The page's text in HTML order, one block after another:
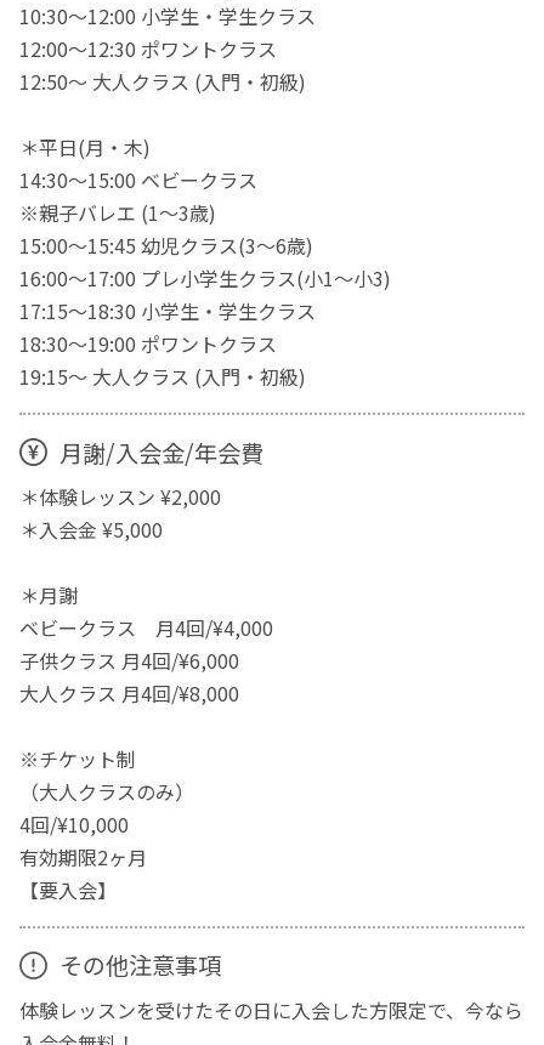
10:30〜12:00 小学生・学生クラス
12:00〜12:30 ポワントクラス
12:50〜 大人クラス (入門・初級)
＊平日(月・木)
14:30〜15:00 ベビークラス
※親子バレエ (1〜3歳)
15:00〜15:45 幼児クラス(3〜6歳)
16:00〜17:00 プレ小学生クラス(小1〜小3)
17:15〜18:30 小学生・学生クラス
18:30〜19:00 ポワントクラス
19:15〜 大人クラス (入門・初級)
月謝/入会金/年会費
＊体験レッスン ¥2,000
＊入会金 ¥5,000
＊月謝
ベビークラス 月4回/¥4,000
子供クラス 月4回/¥6,000
大人クラス 月4回/¥8,000
※チケット制
（大人クラスのみ）
4回/¥10,000
有効期限2ヶ月
【要入会】
その他注意事項
体験レッスンを受けたその日に入会した方限定で、今なら